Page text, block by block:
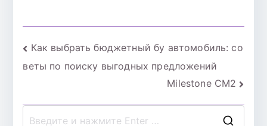
Навигация
по
записям
Как выбрать бюджетный бу автомобиль: со
веты по поиску выгодных предложений
Milestone CM2